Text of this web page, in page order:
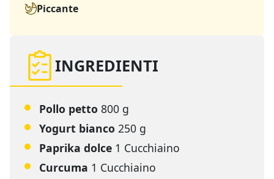
Piccante
INGREDIENTI
Pollo petto 800 g
Yogurt bianco 250 g
Paprika dolce 1 Cucchiaino
Curcuma 1 Cucchiaino